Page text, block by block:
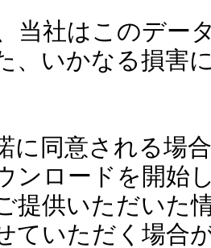
当社はこのデー
、いかなる損害
に同意される場
ンロードを開始
提供いただいた
ていただく場合